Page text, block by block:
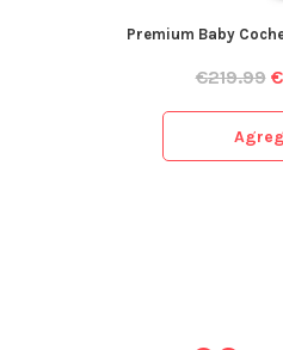
Premium Baby
€219.99 €